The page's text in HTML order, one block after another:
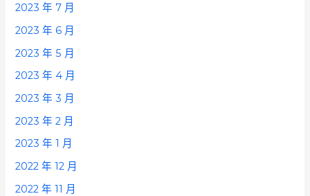
2023 年 7 月
2023 年 6 月
2023 年 5 月
2023 年 4 月
2023 年 3 月
2023 年 2 月
2023 年 1 月
2022 年 12 月
2022 年 11 月